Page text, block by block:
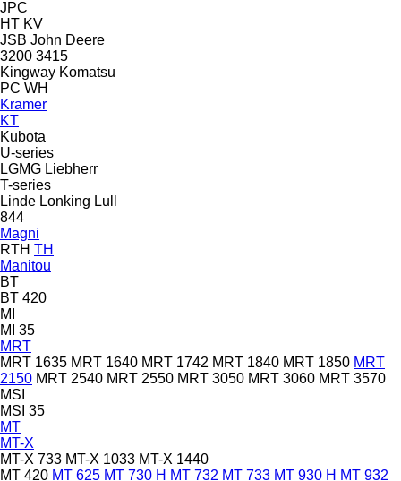
JPC
HT KV
JSB John Deere
3200 3415
Kingway Komatsu
PC WH
Kramer
KT
Kubota
U-series
LGMG Liebherr
T-series
Linde Lonking Lull
844
Magni
RTH TH
Manitou
BT
BT 420
MI
MI 35
MRT
MRT 1635 MRT 1640 MRT 1742 MRT 1840 MRT 1850 MRT
2150 MRT 2540 MRT 2550 MRT 3050 MRT 3060 MRT 3570
MSI
MSI 35
MT
MT-X
MT-X 733 MT-X 1033 MT-X 1440
MT 420 MT 625 MT 730 H MT 732 MT 733 MT 930 H MT 932